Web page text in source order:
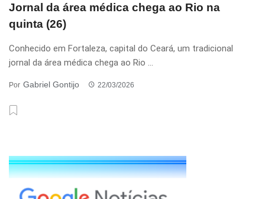
Jornal da área médica chega ao Rio na
quinta (26)
Conhecido em Fortaleza, capital do Ceará, um tradicional
jornal da área médica chega ao Rio ...
Por Gabriel Gontijo 22/03/2026